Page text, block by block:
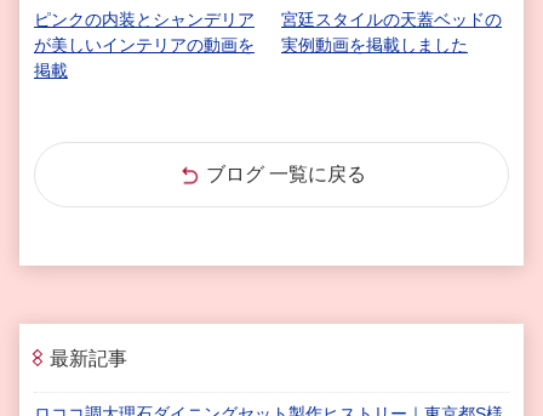
ピンクの内装とシャンデリア
が美しいインテリアの動画を
掲載
宮廷スタイルの天蓋ベッドの
実例動画を掲載しました
ブログ 一覧に戻る
最新記事